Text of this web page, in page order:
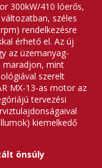
300kW/410 lóerős,
széles
rendelkezésre
érhető el. Az új
az üzemanyag-
maradjon, mint
szerelt
MX-13-as motor az
tervezési
kiemelkedő
önsúly